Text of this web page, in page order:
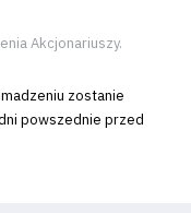
Akcjonariuszy.
zostanie
powszednie przed